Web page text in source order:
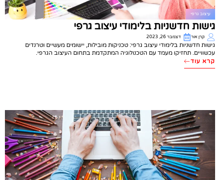
עיצוב גרפי
גישות חדשניות בלימודי עיצוב גרפי
קרן אור דצמבר 26, 2023
גישות חדשניות בלימודי עיצוב גרפי: טכניקות מובילות, יישומים מעשיים וטרנדים
עכשוויים. תחזיקו מעמד עם הטכנולוגיה המתקדמת בתחום העיצוב הגרפי.
קרא עוד